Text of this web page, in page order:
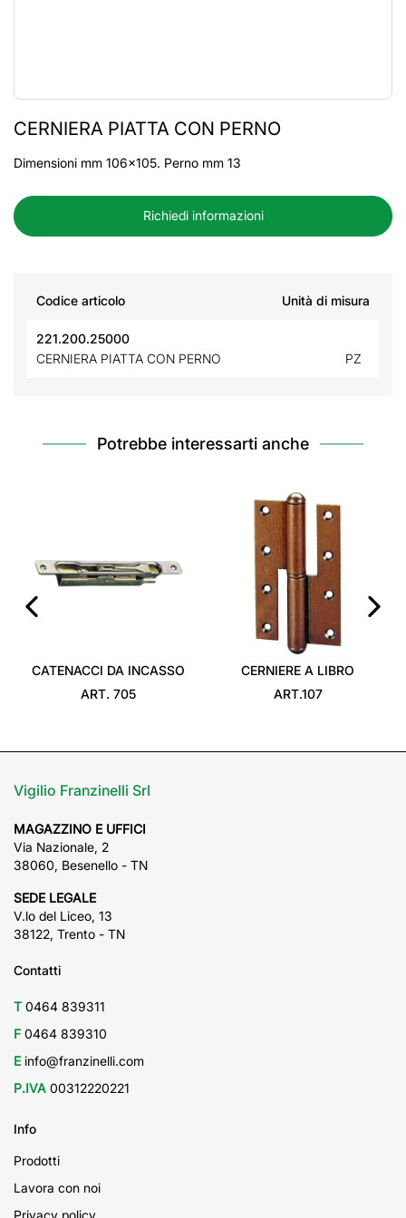
CERNIERA PIATTA CON PERNO
Dimensioni mm 106x105. Perno mm 13
Richiedi informazioni
Codice articolo Unità di misura
221.200.25000
CERNIERA PIATTA CON PERNO
PZ
Potrebbe interessarti anche
CATENACCI DA INCASSO
ART. 705
CERNIERE A LIBRO
ART.107
Vigilio Franzinelli Srl
MAGAZZINO E UFFICI
Via Nazionale, 2
38060, Besenello - TN
SEDE LEGALE
V.lo del Liceo, 13
38122, Trento - TN
Contatti
T 0464 839311
F 0464 839310
E info@franzinelli.com
P.IVA 00312220221
Info
Prodotti
Lavora con noi
Privacy policy